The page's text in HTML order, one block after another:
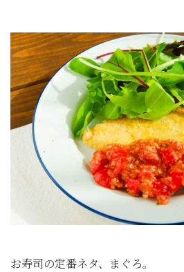
お寿司の定番ネタ、まぐろ。